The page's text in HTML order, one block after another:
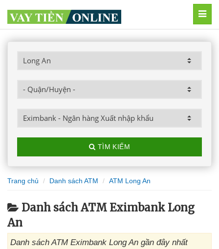
TÌM KIẾM
Trang chủ Danh sách ATM ATM Long An
Danh sách ATM Eximbank Long
An
Danh sách ATM Eximbank Long An gần đây nhất